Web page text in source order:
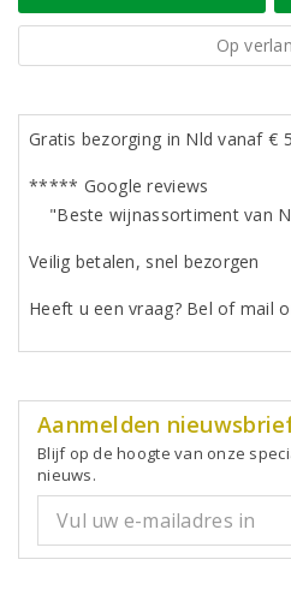
Op
Gratis bezorging in Nld vanaf €
***** Google reviews
"Beste wijnassortiment van
Veilig betalen, snel bezorgen
Heeft u een vraag? Bel of mail
Aanmelden
Blijf op de hoogte van onze
nieuws.